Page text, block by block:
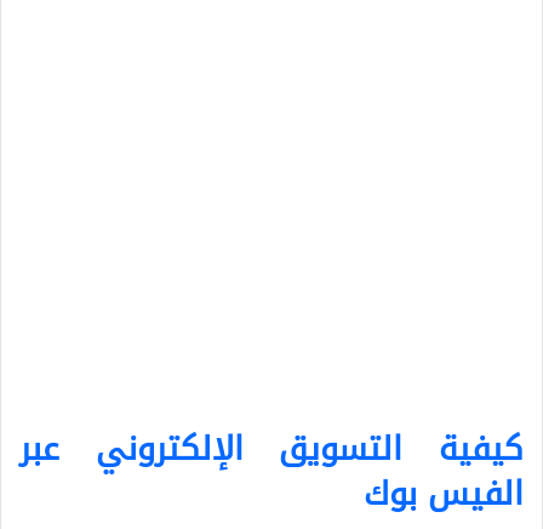
كيفية التسويق الإلكتروني عبر
الفيس بوك